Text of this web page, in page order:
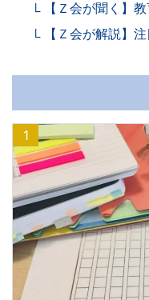
【Ｚ会が聞く】
【Ｚ会が解説】
1